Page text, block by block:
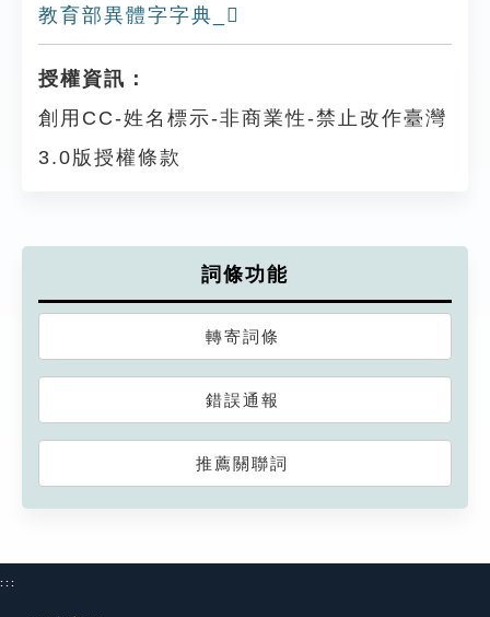
教育部異體字字典_𤅍
授權資訊：
創用CC-姓名標示-非商業性-禁止改作臺灣
3.0版授權條款
詞條功能
轉寄詞條
錯誤通報
推薦關聯詞
:::